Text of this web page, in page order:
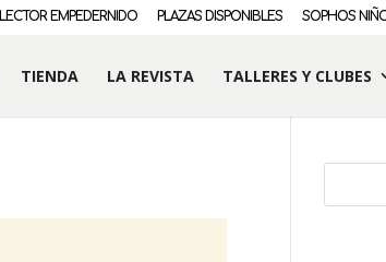
LECTOR EMPEDERNIDO PLAZAS DISPONIBLES SOPHOS
TIENDA LA REVISTA TALLERES Y CLUBES